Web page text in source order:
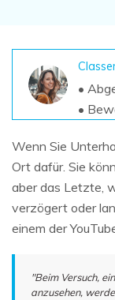
Weitere
Repairit -
UBackit -
•
•
Wenn Sie
Ort dafür. Sie
aber das Letzte,
verzögert oder
einem der
"Beim Versuch,
anzusehen,